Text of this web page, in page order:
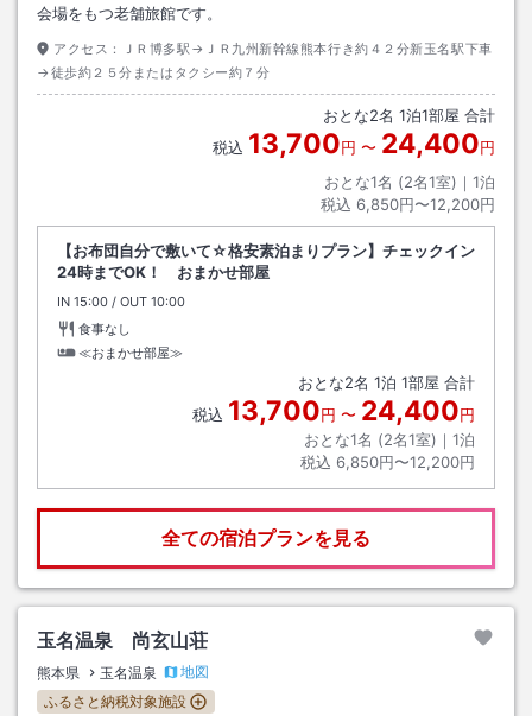
会場をもつ老舗旅館です。
アクセス：
ＪＲ博多駅→ＪＲ九州新幹線熊本行き約４２分新玉名駅下車
→徒歩約２５分またはタクシー約７分
おとな2名 1泊1部屋 合計
税込 13,700円 〜 24,400円
おとな1名 (2名1室)｜ 1泊
税込 6,850円〜12,200円
【お布団自分で敷いて☆格安素泊まりプラン】チェックイン
24時までOK！ おまかせ部屋
IN チェックイン
15:00 / OUT チェックアウト
10:00
食事なし
≪おまかせ部屋≫
おとな2名 1泊 1部屋 合計
税込 13,700円 〜 24,400円
おとな1名 (2名1室)｜ 1泊
税込 6,850円〜12,200円
全ての宿泊プランを見る
玉名温泉 尚玄山荘
熊本県 玉名温泉
地図
ふるさと納税対象施設